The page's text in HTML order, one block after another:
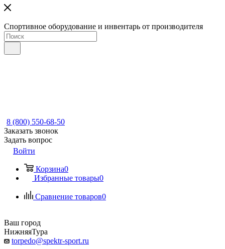
Спортивное оборудование и инвентарь от производителя
8 (800) 550-68-50
Заказать звонок
Задать вопрос
Войти
Корзина0
Избранные товары0
Сравнение товаров0
Ваш город
НижняяТура
torpedo@spektr-sport.ru